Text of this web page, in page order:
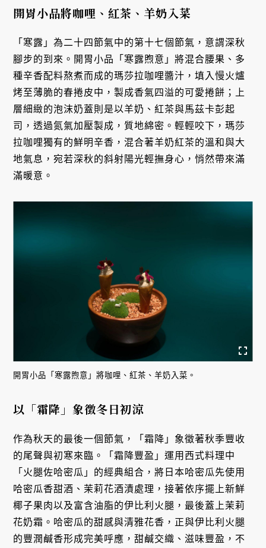
開胃小品將咖哩、紅茶、羊奶入菜
「寒露」為二十四節氣中的第十七個節氣，意謂深秋
腳步的到來。開胃小品「寒露煦意」將混合腰果、多
種辛香配料熬煮而成的瑪莎拉咖哩醬汁，填入慢火爐
烤至薄脆的春捲皮中，製成香氣四溢的可愛捲餅；上
層細緻的泡沫奶蓋則是以羊奶、紅茶與馬茲卡彭起
司，透過氮氣加壓製成，質地綿密。輕輕咬下，瑪莎
拉咖哩獨有的鮮明辛香，混合著羊奶紅茶的溫和與大
地氣息，宛若深秋的斜射陽光輕撫身心，悄然帶來滿
滿暖意。
開胃小品「寒露煦意」將咖哩、紅茶、羊奶入菜。
以「霜降」象徵冬日初涼
作為秋天的最後一個節氣，「霜降」象徵著秋季豐收
的尾聲與初寒來臨。「霜降豐盈」運用西式料理中
「火腿佐哈密瓜」的經典組合，將日本哈密瓜先使用
哈密瓜香甜酒、茉莉花酒漬處理，接著依序擺上新鮮
椰子果肉以及富含油脂的伊比利火腿，最後蓋上茉莉
花奶霜。哈密瓜的甜感與清雅花香，正與伊比利火腿
的豐潤鹹香形成完美呼應，甜鹹交織、滋味豐盈，不